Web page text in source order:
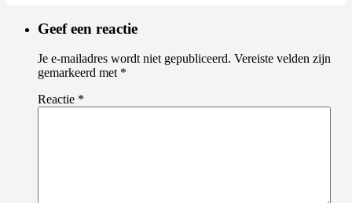
Geef een reactie
Je e-mailadres wordt niet gepubliceerd. Vereiste velden zijn
gemarkeerd met *
Reactie *